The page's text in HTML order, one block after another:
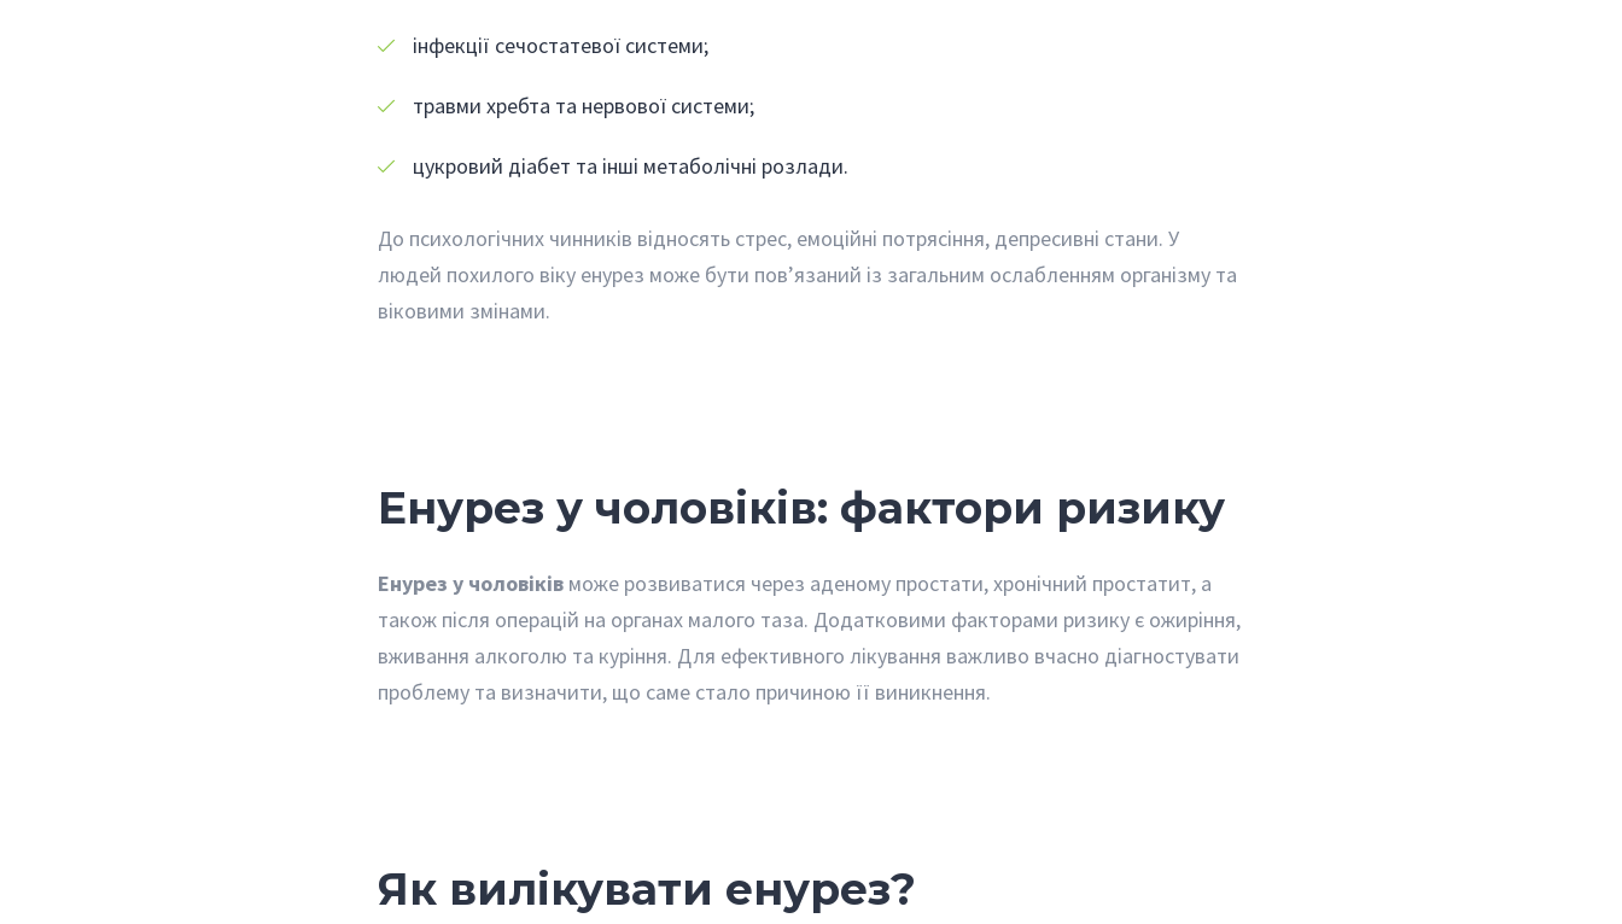
інфекції сечостатевої системи;
травми хребта та нервової системи;
цукровий діабет та інші метаболічні розлади.
До психологічних чинників відносять стрес, емоційні потрясіння, депресивні стани. У
людей похилого віку енурез може бути пов’язаний із загальним ослабленням організму та
віковими змінами.
Енурез у чоловіків: фактори ризику
Енурез у чоловіків може розвиватися через аденому простати, хронічний простатит, а
також після операцій на органах малого таза. Додатковими факторами ризику є ожиріння,
вживання алкоголю та куріння. Для ефективного лікування важливо вчасно діагностувати
проблему та визначити, що саме стало причиною її виникнення.
Як вилікувати енурез?